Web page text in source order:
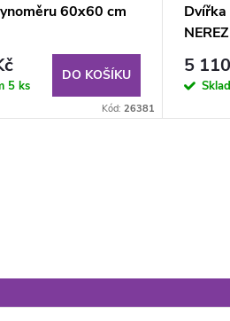
60x60 cm
5 ks
DO KOŠÍKU
Kód: 26381
5